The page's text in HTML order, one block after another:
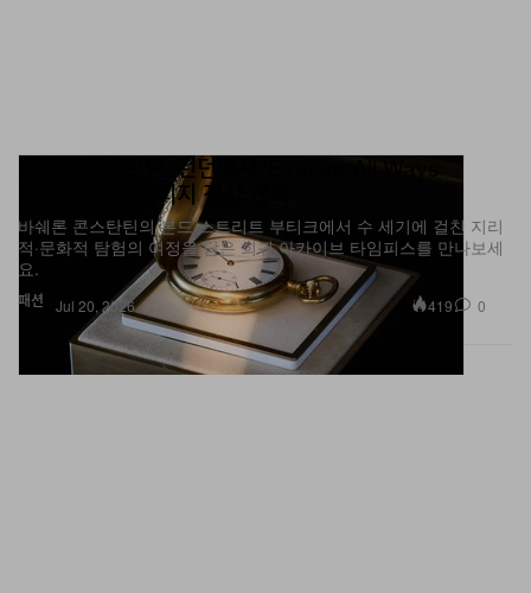
패션
바쉐론 콘스탄틴, 런던에서 ‘Explore All Ways
Possible’ 헤리티지 전시 개최
바쉐론 콘스탄틴의 본드 스트리트 부티크에서 수 세기에 걸친 지리
적·문화적 탐험의 여정을 담은 희귀 아카이브 타임피스를 만나보세
요.
Jul 20, 2026 419 0